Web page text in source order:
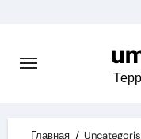
content
Главная